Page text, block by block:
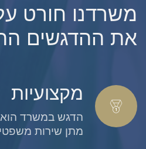
משרדנו חורט
את ההדגשים
מקצועיות
הדגש במשרד הוא
מתן שירות